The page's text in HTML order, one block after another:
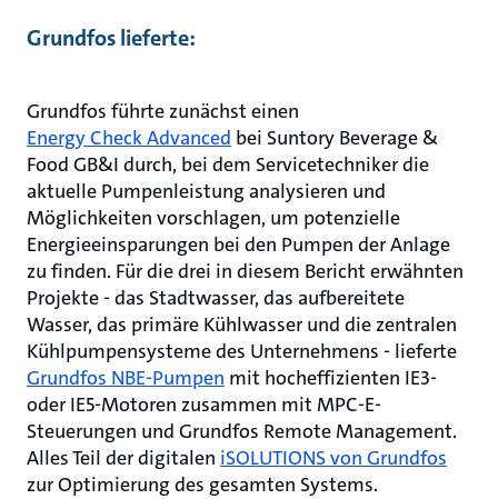
Grundfos lieferte:
Grundfos führte zunächst einen
Energy Check Advanced bei Suntory Beverage &
Food GB&I durch, bei dem Servicetechniker die
aktuelle Pumpenleistung analysieren und
Möglichkeiten vorschlagen, um potenzielle
Energieeinsparungen bei den Pumpen der Anlage
zu finden. Für die drei in diesem Bericht erwähnten
Projekte - das Stadtwasser, das aufbereitete
Wasser, das primäre Kühlwasser und die zentralen
Kühlpumpensysteme des Unternehmens - lieferte
Grundfos NBE-Pumpen mit hocheffizienten IE3-
oder IE5-Motoren zusammen mit MPC-E-
Steuerungen und Grundfos Remote Management.
Alles Teil der digitalen iSOLUTIONS von Grundfos
zur Optimierung des gesamten Systems.